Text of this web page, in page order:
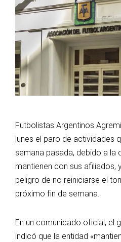
Futbolistas Argentinos
lunes el paro de actividades
semana pasada, debido a la
mantienen con sus afiliados,
peligro de no reiniciarse el
próximo fin de semana.
En un comunicado oficial, el
indicó que la entidad